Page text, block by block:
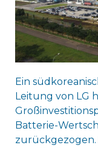
Ein
Leitung von LG
Batterie-